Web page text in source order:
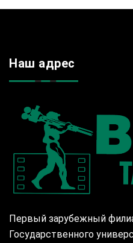
Наш адрес
Первый зарубежный
Государственного